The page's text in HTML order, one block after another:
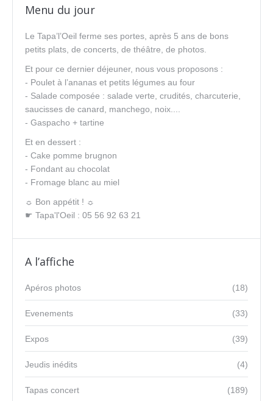
Menu du jour
Le Tapa’l’Oeil ferme ses portes, après 5 ans de bons
petits plats, de concerts, de théâtre, de photos.
Et pour ce dernier déjeuner, nous vous proposons :
- Poulet à l’ananas et petits légumes au four
- Salade composée : salade verte, crudités, charcuterie,
saucisses de canard, manchego, noix....
- Gaspacho + tartine
Et en dessert :
- Cake pomme brugnon
- Fondant au chocolat
- Fromage blanc au miel
☼ Bon appétit ! ☼
☛ Tapa'l'Oeil : 05 56 92 63 21
A l’affiche
(18)
Apéros photos
(33)
Evenements
(39)
Expos
(4)
Jeudis inédits
(189)
Tapas concert